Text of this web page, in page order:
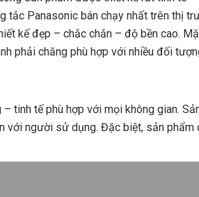
tắc Panasonic bán chạy nhất trên thị
kế đẹp – chắc chắn – độ bền cao.
phải chăng phù hợp với nhiều đối
tinh tế phù hợp với mọi không gian.
với người sử dụng. Đặc biệt, sản phẩm